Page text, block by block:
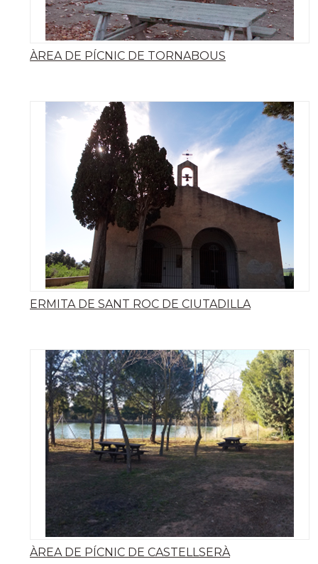
ÀREA DE PÍCNIC DE TORNABOUS
ERMITA DE SANT ROC DE CIUTADILLA
ÀREA DE PÍCNIC DE CASTELLSERÀ